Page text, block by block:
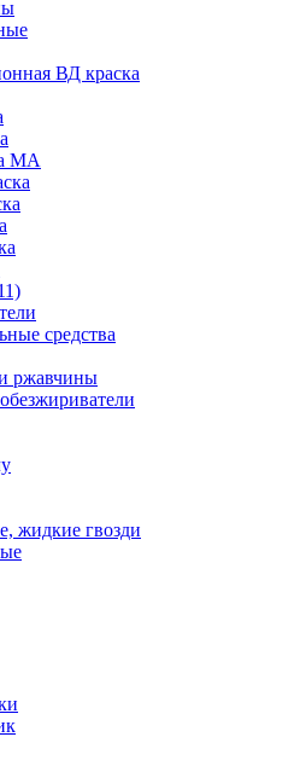
ВД краска
МА
средства
ржавчины
жидкие гвозди